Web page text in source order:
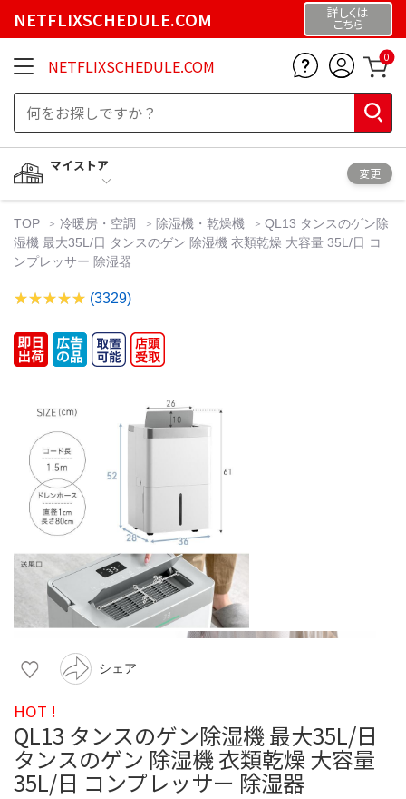
NETFLIXSCHEDULE.COM 詳しくは
こちら
NETFLIXSCHEDULE.COM 0
マイストア
変更
TOP 冷暖房・空調 除湿機・乾燥機
QL13 タンスのゲン除
湿機 最大35L/日 タンスのゲン 除湿機 衣類乾燥 大容量 35L/日 コ
ンプレッサー 除湿器
(3329)
シェア
HOT !
QL13 タンスのゲン除湿機 最大35L/日
タンスのゲン 除湿機 衣類乾燥 大容量
35L/日 コンプレッサー 除湿器